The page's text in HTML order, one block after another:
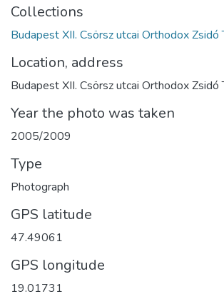
Collections
Budapest XII. Csörsz utcai Orthodox Zsidó
Location, address
Budapest XII. Csörsz utcai Orthodox Zsidó
Year the photo was taken
2005/2009
Type
Photograph
GPS latitude
47.49061
GPS longitude
19.01731